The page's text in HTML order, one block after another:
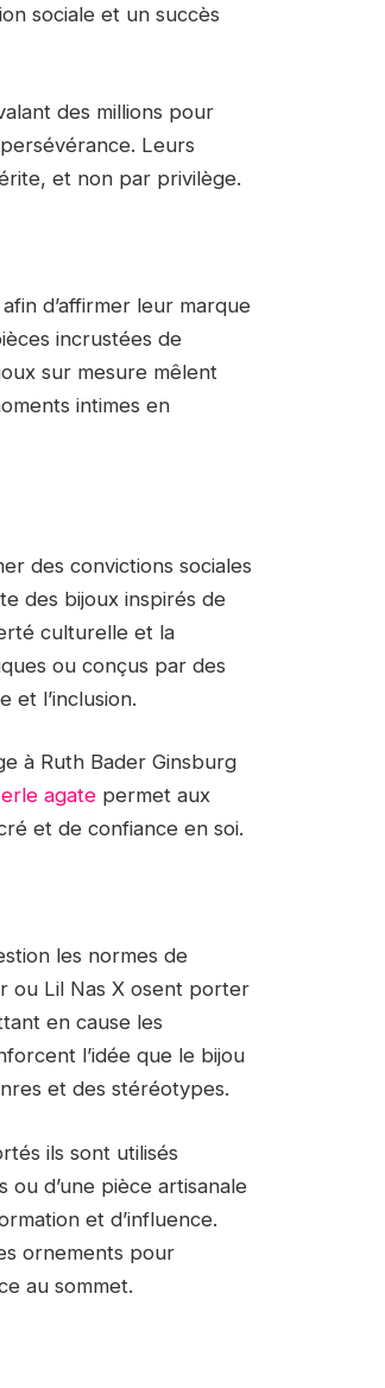
sociale et un succès
des millions pour
Leurs
et non par privilège.
d’affirmer leur marque
incrustées de
sur mesure mêlent
intimes en
des convictions sociales
des bijoux inspirés de
culturelle et la
ou conçus par des
et l’inclusion.
à Ruth Bader Ginsburg
agate permet aux
et de confiance en soi.
les normes de
ou Lil Nas X osent porter
en cause les
l’idée que le bijou
et des stéréotypes.
ils sont utilisés
ou d’une pièce artisanale
et d’influence.
ornements pour
au sommet.